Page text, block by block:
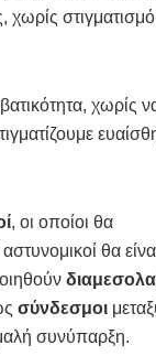
χωρίς
χωρίς
, οι οποίοι θα
θα
σύνδεσμοι
συνύπαρξη.